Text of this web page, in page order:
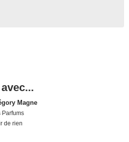
Magne
Parfums
de rien